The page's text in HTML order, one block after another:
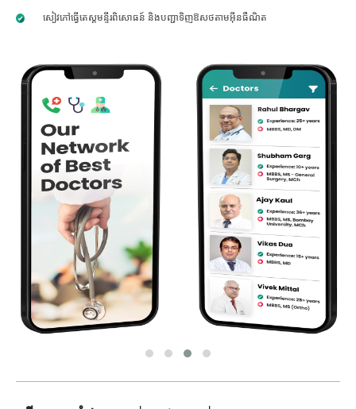
សៀវភៅធ្វើតេស្តមន្ទីរពិសោធន៍ និងបញ្ជាទិញឱសថតាមអ៊ីនធឺណិត